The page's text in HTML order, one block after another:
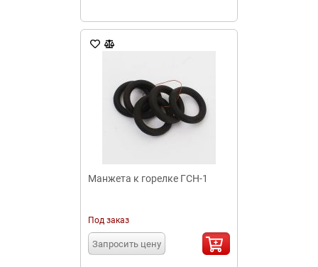
Манжета к горелке ГСН-1
Под заказ
Запросить цену